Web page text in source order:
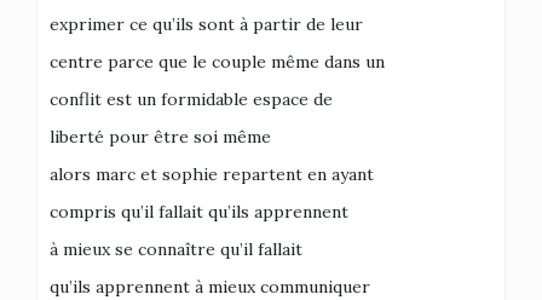
exprimer ce qu’ils sont à partir de leur
centre parce que le couple même dans un
conflit est un formidable espace de
liberté pour être soi même
alors marc et sophie repartent en ayant
compris qu’il fallait qu’ils apprennent
à mieux se connaître qu’il fallait
qu’ils apprennent à mieux communiquer